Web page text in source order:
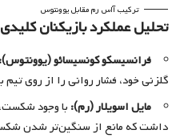
ترکیب آاس رم مقابل یوونتوس
تحلیل عملکرد بازیکنان کلیدی
فرانسیسکو کونسیسائو (یوونتوس):
گلزنی خود، فشار روانی را از روی
مایل اسویلار (رم): با وجود
داشت که مانع از سنگین‌تر شدن